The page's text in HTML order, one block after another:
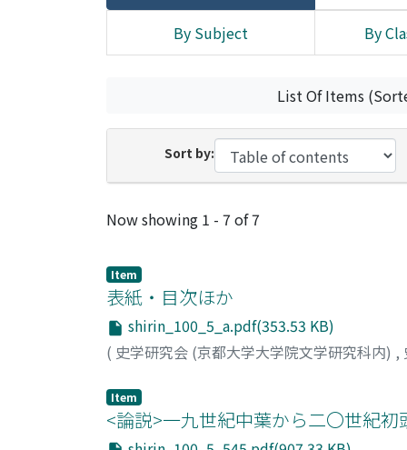
By Subject By
List Of Items
Sort by:
Recent Submissions
Now showing 1 - 7 of 7
Item
表紙・目次ほか
shirin_100_5_a.pdf(353.53 KB)
( 史学研究会 (京都大学大学院文学研究科内) ,
Item
<論説>一九世紀中葉から二〇世紀